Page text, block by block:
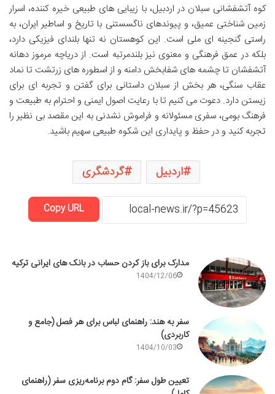
کوه آتشفشانی سبلان در اردبیل، با زیبایی های طبیعی خیره کننده، اسرار
زمین شناختی عمیق، و پیوندهای ناگسستنی با تاریخ و اساطیر ایران، به
راستی گنجینه ای ملی است. این کوهستان نه تنها بلندای فیزیکی دارد،
بلکه در عمق فرهنگی و معنوی نیز بلندمرتبه است. از دریاچه مرموز دهانه
آتشفشان تا چشمه های شفابخش دامنه و از اسطوره های زرتشت تا نماد
عقاب سنگی، هر بخش از سبلان داستانی برای گفتن و تجربه ای برای
زیستن دارد. دعوت می کنیم تا با رعایت اصول ایمنی و احترام به طبیعت و
فرهنگ بومی، سفری مسئولانه و فراموش نشدنی به این مقصد بی نظیر را
تجربه کنید و در حفظ و پایداری این شکوه طبیعی سهیم باشید.
اردبیل گردشگری
Copy URL
مدارک برای باز کردن حساب در بانک های ایرانی ترکیه
1404/12/06
سفر به هند: راهنمای لباس برای هر فصل (جامع و
کاربردی)
1404/10/03
تعیین طول سفر: گام دوم برنامه‌ریزی سفر (راهنمای